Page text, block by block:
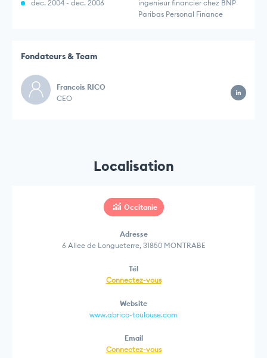
dec. 2004 - dec. 2006
ingenieur financier chez BNP
Paribas Personal Finance
Fondateurs & Team
Francois RICO
CEO
Localisation
Occitanie
Adresse
6 Allee de Longueterre, 31850 MONTRABE
Tél
Connectez-vous
Website
www.abrico-toulouse.com
Email
Connectez-vous